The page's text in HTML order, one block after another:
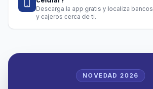
Descarga la app gratis y localiza bancos
y cajeros cerca de ti.
NOVEDAD 2026